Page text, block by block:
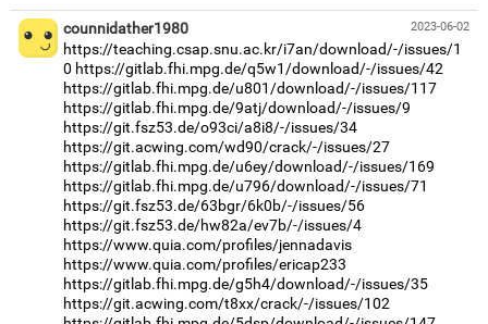
2023-06-02
counnidather1980
https://teaching.csap.snu.ac.kr/i7an/download/-/issues/1
0 https://gitlab.fhi.mpg.de/q5w1/download/-/issues/42
https://gitlab.fhi.mpg.de/u801/download/-/issues/117
https://gitlab.fhi.mpg.de/9atj/download/-/issues/9
https://git.fsz53.de/o93ci/a8i8/-/issues/34
https://git.acwing.com/wd90/crack/-/issues/27
https://gitlab.fhi.mpg.de/u6ey/download/-/issues/169
https://gitlab.fhi.mpg.de/u796/download/-/issues/71
https://git.fsz53.de/63bgr/6k0b/-/issues/56
https://git.fsz53.de/hw82a/ev7b/-/issues/4
https://www.quia.com/profiles/jennadavis
https://www.quia.com/profiles/ericap233
https://gitlab.fhi.mpg.de/g5h4/download/-/issues/35
https://git.acwing.com/t8xx/crack/-/issues/102